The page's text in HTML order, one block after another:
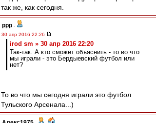
так же, как сегодня.
ppp -
30 апр 2016 22:26
irod sm » 30 апр 2016 22:20
Так-так. А кто сможет объяснить - то во что
мы играли - это Бердыевский футбол или
нет?
То во что мы сегодня играли это футбол
Тульского Арсенала...)